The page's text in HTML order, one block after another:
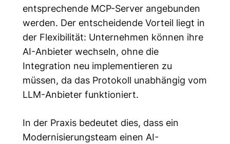
entsprechende MCP-Server angebunden
werden. Der entscheidende Vorteil liegt in
der Flexibilität: Unternehmen können ihre
AI-Anbieter wechseln, ohne die
Integration neu implementieren zu
müssen, da das Protokoll unabhängig vom
LLM-Anbieter funktioniert.
In der Praxis bedeutet dies, dass ein
Modernisierungsteam einen AI-